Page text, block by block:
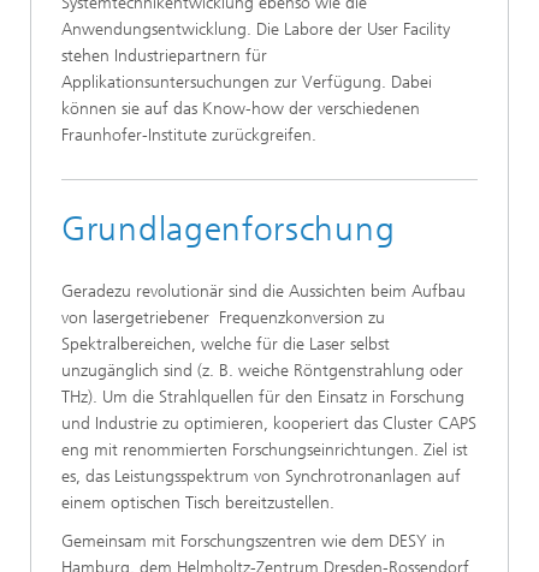
Anwendungsentwicklung. Die Labore der User Facility
stehen Industriepartnern für
Applikationsuntersuchungen zur Verfügung. Dabei
können sie auf das Know-how der verschiedenen
Fraunhofer-Institute zurückgreifen.
Grundlagenforschung
Geradezu revolutionär sind die Aussichten beim Aufbau
von lasergetriebener Frequenzkonversion zu
Spektralbereichen, welche für die Laser selbst
unzugänglich sind (z. B. weiche Röntgenstrahlung oder
THz). Um die Strahlquellen für den Einsatz in Forschung
und Industrie zu optimieren, kooperiert das Cluster CAPS
eng mit renommierten Forschungseinrichtungen. Ziel ist
es, das Leistungsspektrum von Synchrotronanlagen auf
einem optischen Tisch bereitzustellen.
Gemeinsam mit Forschungszentren wie dem DESY in
Hamburg, dem Helmholtz-Zentrum Dresden-Rossendorf